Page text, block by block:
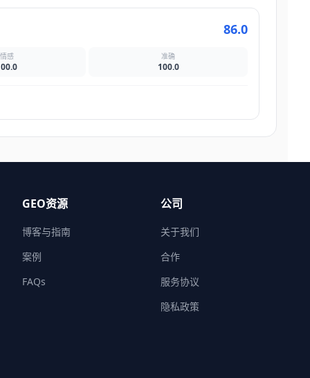
86.0
情感 准确
100.0
GEO资源
博客与指南
案例
FAQs
公司
关于我们
合作
服务协议
隐私政策